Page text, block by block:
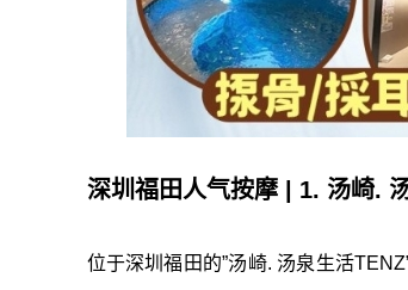
深圳福田人气按摩 | 1. 汤崎.
位于深圳福田的”汤崎. 汤泉生活